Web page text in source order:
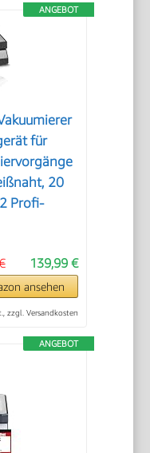
ANGEBOT
für
20
Profi-
139,99 €
ansehen
zzgl. Versandkosten
ANGEBOT